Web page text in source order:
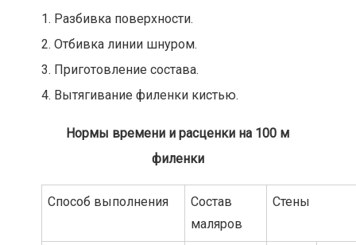
1. Разбивка поверхности.
2. Отбивка линии шнуром.
3. Приготовление состава.
4. Вытягивание филенки кистью.
Нормы времени и расценки на 100 м
филенки
Способ выполнения
Состав
маляров
Стены